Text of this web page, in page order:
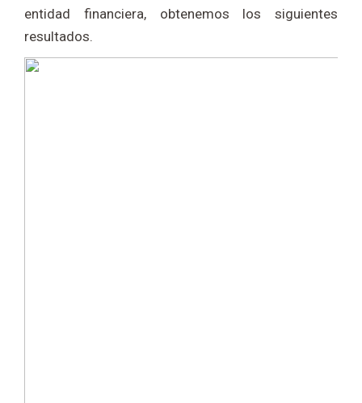
entidad financiera, obtenemos los siguientes
resultados.